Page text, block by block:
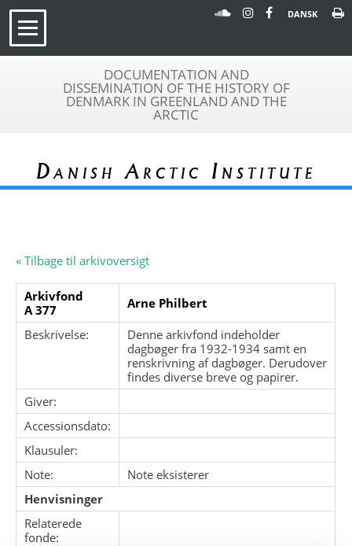
DANSK
DOCUMENTATION AND
DISSEMINATION OF THE HISTORY OF
DENMARK IN GREENLAND AND THE
ARCTIC
Danish Arctic Institute
« Tilbage til arkivoversigt
Arkivfond
A 377
Arne Philbert
Beskrivelse:
Denne arkivfond indeholder
dagbøger fra 1932-1934 samt en
renskrivning af dagbøger. Derudover
findes diverse breve og papirer.
Giver:
Accessionsdato:
Klausuler:
Note:
Note eksisterer
Henvisninger
Relaterede
fonde: